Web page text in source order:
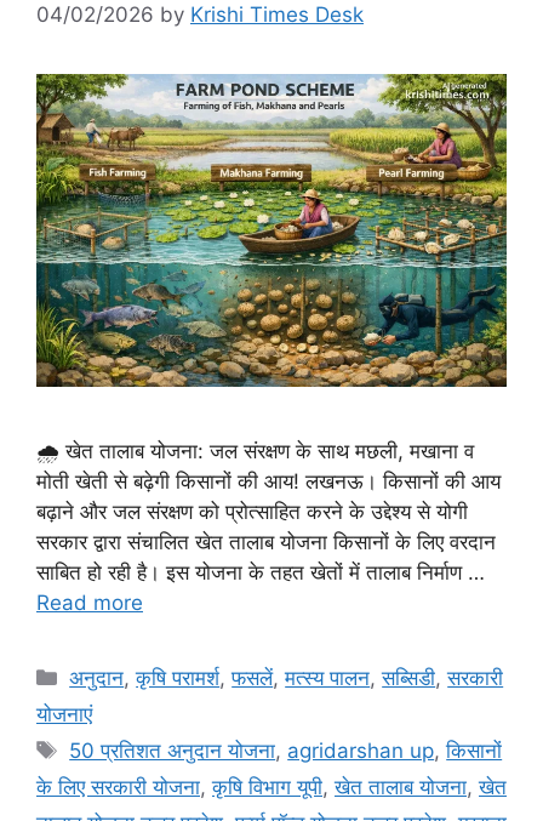
04/02/2026 by Krishi Times Desk
🌧️ खेत तालाब योजना: जल संरक्षण के साथ मछली, मखाना व
मोती खेती से बढ़ेगी किसानों की आय! लखनऊ। किसानों की आय
बढ़ाने और जल संरक्षण को प्रोत्साहित करने के उद्देश्य से योगी
सरकार द्वारा संचालित खेत तालाब योजना किसानों के लिए वरदान
साबित हो रही है। इस योजना के तहत खेतों में तालाब निर्माण …
Read more
अनुदान,कृषि परामर्श,फसलें,मत्स्य पालन,सब्सिडी,सरकारी
योजनाएं
50 प्रतिशत अनुदान योजना, agridarshan up,किसानों
के लिए सरकारी योजना,कृषि विभाग यूपी,खेत तालाब योजना,खेत